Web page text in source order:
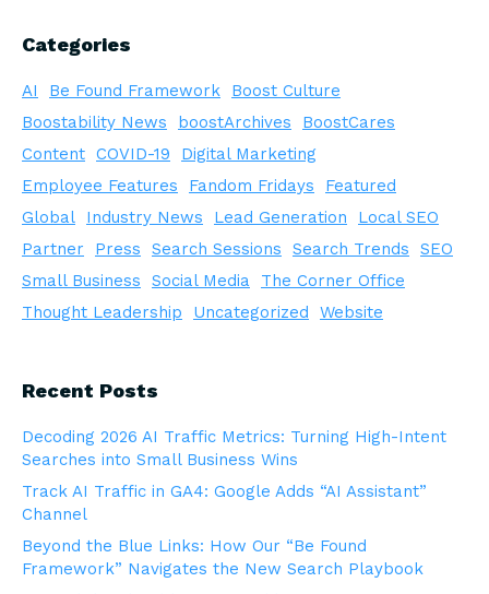
Categories
AI Be Found Framework
Boost Culture
Boostability News
boostArchives
BoostCares
Content COVID-19
Digital Marketing
Employee Features
Fandom Fridays
Featured
Global
Industry News Lead Generation
Local SEO
Partner
Press Search Sessions Search Trends
SEO
Small Business
Social Media
The Corner Office
Thought Leadership
Uncategorized Website
Recent Posts
Decoding 2026 AI Traffic Metrics: Turning High-Intent
Searches into Small Business Wins
Track AI Traffic in GA4: Google Adds “AI Assistant”
Channel
Beyond the Blue Links: How Our “Be Found
Framework” Navigates the New Search Playbook